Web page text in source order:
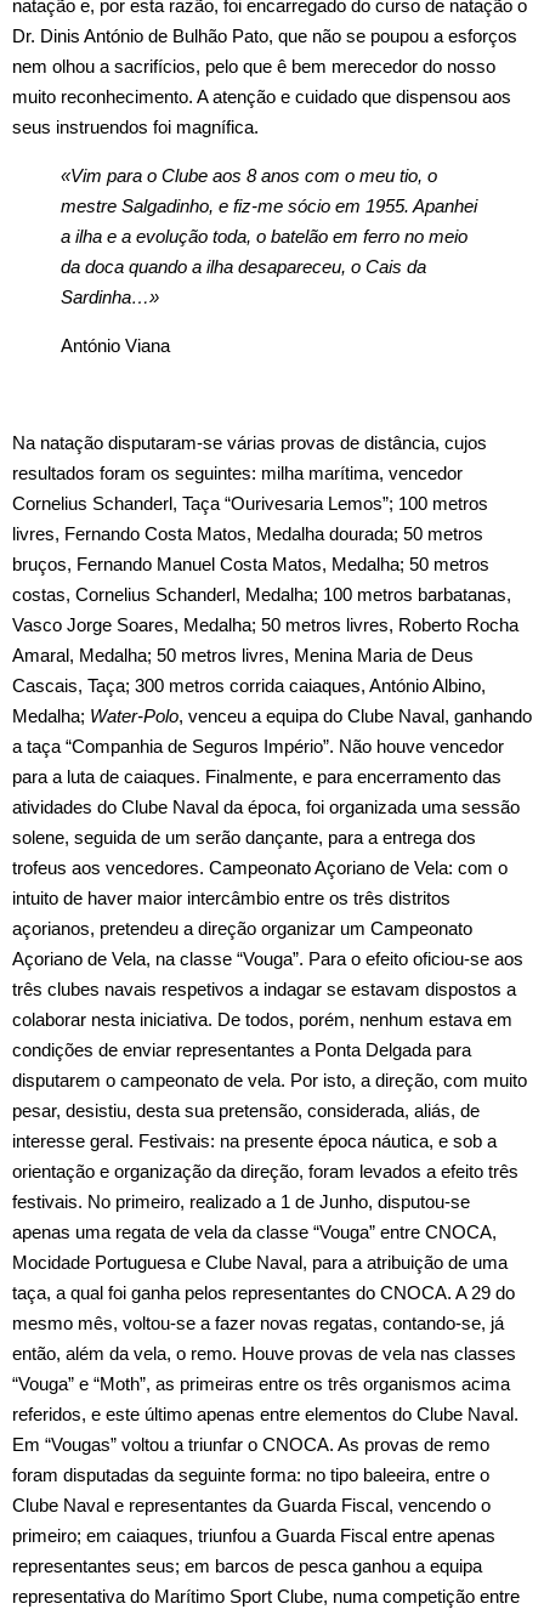
natação e, por esta razão, foi encarregado do curso de natação o
Dr. Dinis António de Bulhão Pato, que não se poupou a esforços
nem olhou a sacrifícios, pelo que ê bem merecedor do nosso
muito reconhecimento. A atenção e cuidado que dispensou aos
seus instruendos foi magnífica.
«Vim para o Clube aos 8 anos com o meu tio, o
mestre Salgadinho, e fiz-me sócio em 1955. Apanhei
a ilha e a evolução toda, o batelão em ferro no meio
da doca quando a ilha desapareceu, o Cais da
Sardinha…»
António Viana
Na natação disputaram‑se várias provas de distância, cujos
resultados foram os seguintes: milha marítima, vencedor
Cornelius Schanderl, Taça “Ourivesaria Lemos”; 100 metros
livres, Fernando Costa Matos, Medalha dourada; 50 metros
bruços, Fernando Manuel Costa Matos, Medalha; 50 metros
costas, Cornelius Schanderl, Medalha; 100 metros barbatanas,
Vasco Jorge Soares, Medalha; 50 metros livres, Roberto Rocha
Amaral, Medalha; 50 metros livres, Menina Maria de Deus
Cascais, Taça; 300 metros corrida caiaques, António Albino,
Medalha; Water‑Polo, venceu a equipa do Clube Naval, ganhando
a taça “Companhia de Seguros Império”. Não houve vencedor
para a luta de caiaques. Finalmente, e para encerramento das
atividades do Clube Naval da época, foi organizada uma sessão
solene, seguida de um serão dançante, para a entrega dos
trofeus aos vencedores. Campeonato Açoriano de Vela: com o
intuito de haver maior intercâmbio entre os três distritos
açorianos, pretendeu a direção organizar um Campeonato
Açoriano de Vela, na classe “Vouga”. Para o efeito oficiou‑se aos
três clubes navais respetivos a indagar se estavam dispostos a
colaborar nesta iniciativa. De todos, porém, nenhum estava em
condições de enviar representantes a Ponta Delgada para
disputarem o campeonato de vela. Por isto, a direção, com muito
pesar, desistiu, desta sua pretensão, considerada, aliás, de
interesse geral. Festivais: na presente época náutica, e sob a
orientação e organização da direção, foram levados a efeito três
festivais. No primeiro, realizado a 1 de Junho, disputou‑se
apenas uma regata de vela da classe “Vouga” entre CNOCA,
Mocidade Portu­guesa e Clube Naval, para a atribuição de uma
taça, a qual foi ganha pelos representantes do CNOCA. A 29 do
mesmo mês, voltou­‑se a fazer novas regatas, contando‑se, já
então, além da vela, o remo. Houve provas de vela nas classes
“Vouga” e “Moth”, as primeiras entre os três organismos acima
referidos, e este último apenas entre elementos do Clube Naval.
Em “Vougas” voltou a triunfar o CNOCA. As provas de remo
foram disputadas da seguinte forma: no tipo baleeira, entre o
Clube Naval e representantes da Guarda Fiscal, vencendo o
primeiro; em caiaques, triunfou a Guarda Fiscal en­tre apenas
representantes seus; em barcos de pesca ganhou a equipa
representativa do Marítimo Sport Clube, numa competição entre